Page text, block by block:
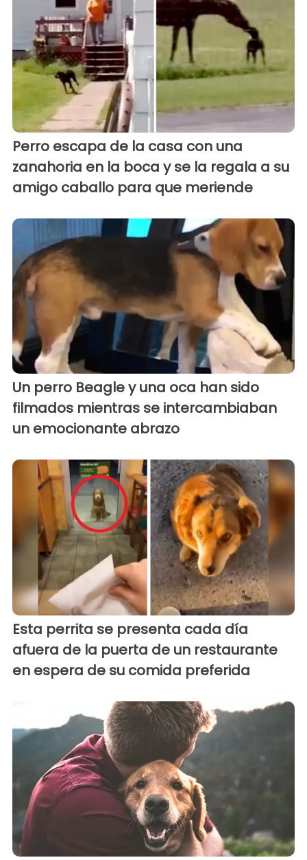
Perro escapa de la casa con una
zanahoria en la boca y se la regala a su
amigo caballo para que meriende
Un perro Beagle y una oca han sido
filmados mientras se intercambiaban
un emocionante abrazo
Esta perrita se presenta cada día
afuera de la puerta de un restaurante
en espera de su comida preferida